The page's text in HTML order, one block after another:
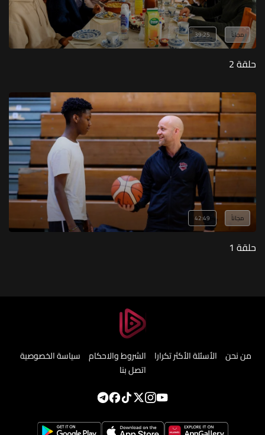
مجاناً 39:25
حلقة 2
مجاناً 42:49
حلقة 1
من نحن الأسئلة الأكثر تكرارا الشروط والاحكام سياسة الخصوصية
اتصل بنا